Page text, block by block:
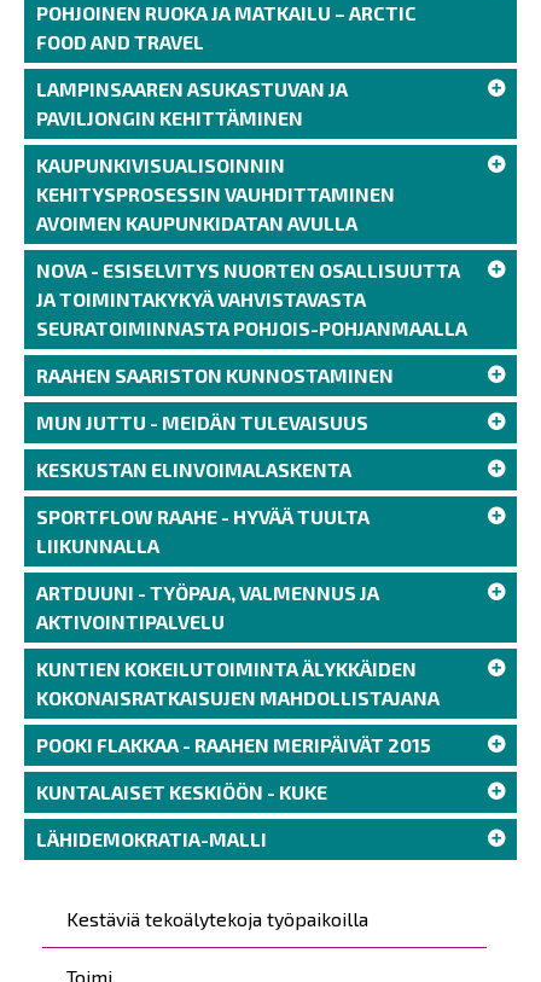
Päävalikko
Kestäviä tekoälytekoja työpaikoilla
Toimi
POHJOINEN RUOKA JA MATKAILU – ARCTIC
FOOD AND TRAVEL
LAMPINSAAREN ASUKASTUVAN JA
PAVILJONGIN KEHITTÄMINEN
KAUPUNKIVISUALISOINNIN
KEHITYSPROSESSIN VAUHDITTAMINEN
AVOIMEN KAUPUNKIDATAN AVULLA
NOVA - ESISELVITYS NUORTEN OSALLISUUTTA
JA TOIMINTAKYKYÄ VAHVISTAVASTA
SEURATOIMINNASTA POHJOIS-POHJANMAALLA
RAAHEN SAARISTON KUNNOSTAMINEN
MUN JUTTU - MEIDÄN TULEVAISUUS
KESKUSTAN ELINVOIMALASKENTA
SPORTFLOW RAAHE - HYVÄÄ TUULTA
LIIKUNNALLA
ARTDUUNI - TYÖPAJA, VALMENNUS JA
AKTIVOINTIPALVELU
KUNTIEN KOKEILUTOIMINTA ÄLYKKÄIDEN
KOKONAISRATKAISUJEN MAHDOLLISTAJANA
POOKI FLAKKAA - RAAHEN MERIPÄIVÄT 2015
KUNTALAISET KESKIÖÖN - KUKE
LÄHIDEMOKRATIA-MALLI